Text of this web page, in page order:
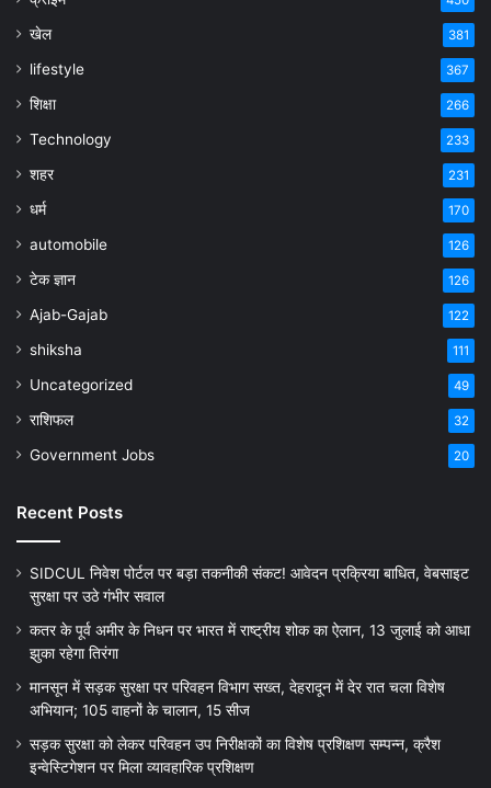
खेल 381
lifestyle 367
शिक्षा 266
Technology 233
शहर 231
धर्म 170
automobile 126
टेक ज्ञान 126
Ajab-Gajab 122
shiksha 111
Uncategorized 49
राशिफल 32
Government Jobs 20
Recent Posts
SIDCUL निवेश पोर्टल पर बड़ा तकनीकी संकट! आवेदन प्रक्रिया बाधित, वेबसाइट
सुरक्षा पर उठे गंभीर सवाल
कतर के पूर्व अमीर के निधन पर भारत में राष्ट्रीय शोक का ऐलान, 13 जुलाई को आधा
झुका रहेगा तिरंगा
मानसून में सड़क सुरक्षा पर परिवहन विभाग सख्त, देहरादून में देर रात चला विशेष
अभियान; 105 वाहनों के चालान, 15 सीज
सड़क सुरक्षा को लेकर परिवहन उप निरीक्षकों का विशेष प्रशिक्षण सम्पन्न, क्रैश
इन्वेस्टिगेशन पर मिला व्यावहारिक प्रशिक्षण